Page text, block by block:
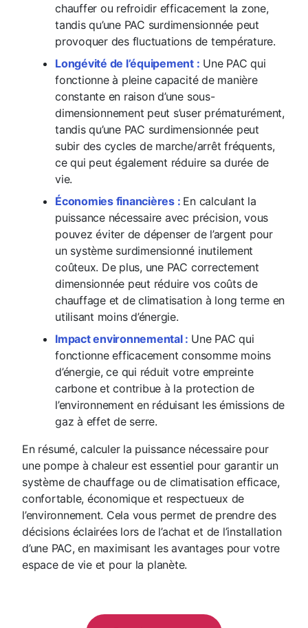
chauffer ou refroidir efficacement la zone,
tandis qu’une PAC surdimensionnée peut
provoquer des fluctuations de température.
Longévité de l’équipement : Une PAC qui
fonctionne à pleine capacité de manière
constante en raison d’une sous-
dimensionnement peut s’user prématurément,
tandis qu’une PAC surdimensionnée peut
subir des cycles de marche/arrêt fréquents,
ce qui peut également réduire sa durée de
vie.
Économies financières : En calculant la
puissance nécessaire avec précision, vous
pouvez éviter de dépenser de l’argent pour
un système surdimensionné inutilement
coûteux. De plus, une PAC correctement
dimensionnée peut réduire vos coûts de
chauffage et de climatisation à long terme en
utilisant moins d’énergie.
Impact environnemental : Une PAC qui
fonctionne efficacement consomme moins
d’énergie, ce qui réduit votre empreinte
carbone et contribue à la protection de
l’environnement en réduisant les émissions de
gaz à effet de serre.
En résumé, calculer la puissance nécessaire pour
une pompe à chaleur est essentiel pour garantir un
système de chauffage ou de climatisation efficace,
confortable, économique et respectueux de
l’environnement. Cela vous permet de prendre des
décisions éclairées lors de l’achat et de l’installation
d’une PAC, en maximisant les avantages pour votre
espace de vie et pour la planète.